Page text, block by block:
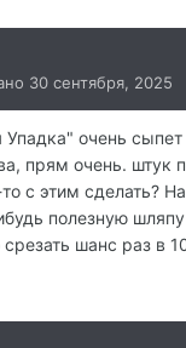
30 сентября, 2025
Упадка" очень
прям очень. штук
с этим сделать?
полезную
шанс раз в